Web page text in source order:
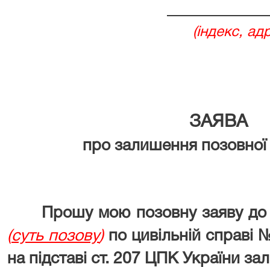
(індекс,
ЗАЯВА
про залишення позовної
Прошу мою позовну заяву до
(суть позову) по цивільній справі
на підставі ст. 207 ЦПК України